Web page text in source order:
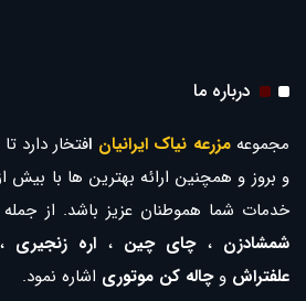
درباره ما
مجموعهمزرعه نیاک ایرانیان افتخار دارد
خدمات شما هموطنان عزیز باشد. از
شمشادزن ،چای چین ، اره زنجیری ،
علفتراش وچاله کن موتوری اشاره نمود.